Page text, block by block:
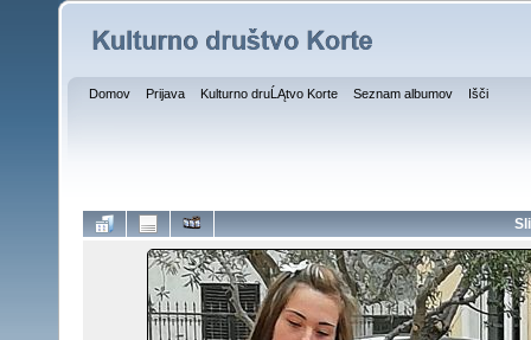
Domov Prijava Kulturno druĹĄtvo Korte Seznam albumov Išči